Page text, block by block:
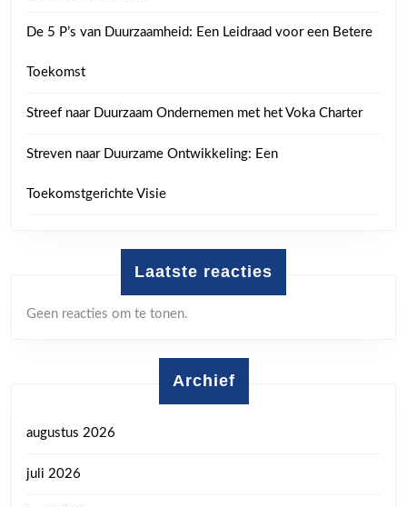
De 5 P’s van Duurzaamheid: Een Leidraad voor een Betere
Toekomst
Streef naar Duurzaam Ondernemen met het Voka Charter
Streven naar Duurzame Ontwikkeling: Een
Toekomstgerichte Visie
Laatste reacties
Geen reacties om te tonen.
Archief
augustus 2026
juli 2026